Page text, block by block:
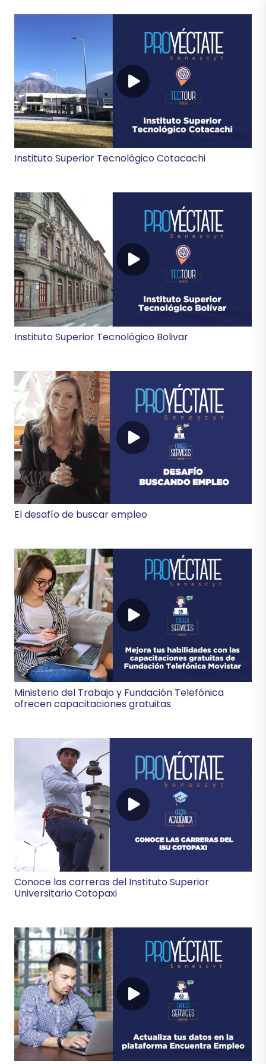
Instituto Superior Tecnológico Cotacachi
Instituto Superior Tecnológico Bolivar
El desafío de buscar empleo
Ministerio del Trabajo y Fundación Telefónica
ofrecen capacitaciones gratuitas
Conoce las carreras del Instituto Superior
Universitario Cotopaxi